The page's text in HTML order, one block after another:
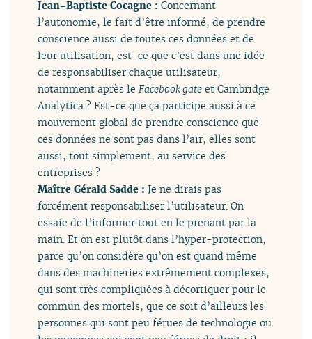
Jean-Baptiste Cocagne :Concernant
l’autonomie, le fait d’être informé, de prendre
conscience aussi de toutes ces données et de
leur utilisation, est-ce que c’est dans une idée
de responsabiliser chaque utilisateur,
notamment après leFacebook gate et Cambridge
Analytica ? Est-ce que ça participe aussi à ce
mouvement global de prendre conscience que
ces données ne sont pas dans l’air, elles sont
aussi, tout simplement, au service des
entreprises ?
Maître Gérald Sadde :Je ne dirais pas
forcément responsabiliser l’utilisateur. On
essaie de l’informer tout en le prenant par la
main. Et on est plutôt dans l’hyper-protection,
parce qu’on considère qu’on est quand même
dans des machineries extrêmement complexes,
qui sont très compliquées à décortiquer pour le
commun des mortels, que ce soit d’ailleurs les
personnes qui sont peu férues de technologie ou